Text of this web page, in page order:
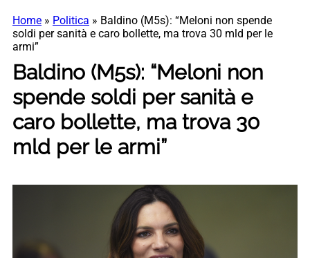
Home » Politica » Baldino (M5s): “Meloni non spende
soldi per sanità e caro bollette, ma trova 30 mld per le
armi”
Baldino (M5s): “Meloni non
spende soldi per sanità e
caro bollette, ma trova 30
mld per le armi”